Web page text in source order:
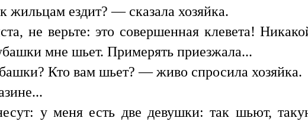
жильцам ездит? — сказала хозяйка.
не верьте: это совершенная клевета!
мне шьет. Примерять приезжала...
Кто вам шьет? — живо спросила хозяйка.
у меня есть две девушки: так шьют,